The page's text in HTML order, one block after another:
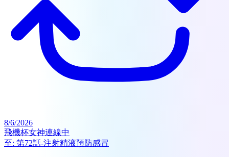
8/6/2026
飛機杯女神連線中
至: 第72話-注射精液預防感冒